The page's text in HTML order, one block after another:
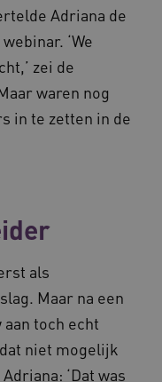
Adriana de
‘We
zei de
waren nog
in te zetten in de
als
Maar na een
toch echt
niet mogelijk
‘Dat was